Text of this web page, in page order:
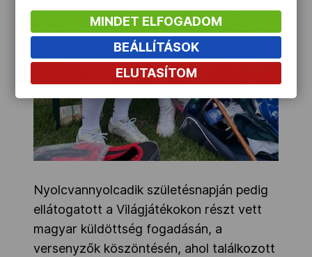
Nyolcvannyolcadik születésnapján pedig
ellátogatott a Világjátékokon részt vett
magyar küldöttség fogadásán, a
versenyzők köszöntésén, ahol találkozott
MINDET ELFOGADOM
BEÁLLÍTÁSOK
ELUTASÍTOM